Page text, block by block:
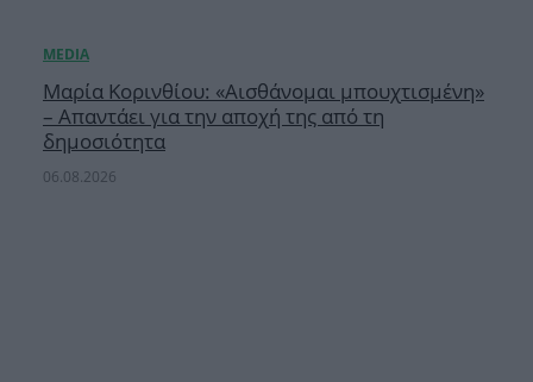
Μαρία Κορινθίου: «Αισθάνομαι μπουχτισμένη»
– Απαντάει για την αποχή της από τη
δημοσιότητα
06.08.2026